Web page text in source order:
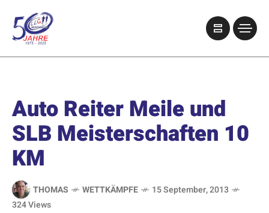
Auto Reiter Meile und
SLB Meisterschaften 10
KM
THOMAS WETTKÄMPFE
15 September, 2013
324 Views